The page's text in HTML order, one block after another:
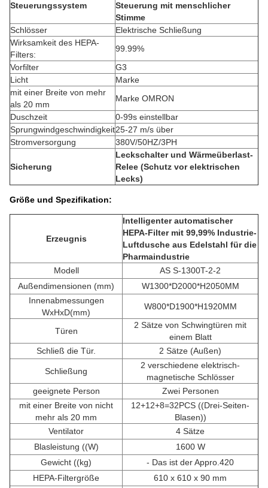
Steuerungssystem
Steuerung mit menschlicher
Stimme
Schlösser
Elektrische Schließung
Wirksamkeit des HEPA-
Filters:
99.99%
Vorfilter
G3
Licht
Marke
mit einer Breite von mehr
als 20 mm
Marke OMRON
Duschzeit
0-99s einstellbar
Sprungwindgeschwindigkeit25-27 m/s über
Stromversorgung
380V/50HZ/3PH
Sicherung
Leckschalter und Wärmeüberlast-
Relee (Schutz vor elektrischen
Lecks)
Größe und Spezifikation:
Erzeugnis
Intelligenter automatischer
HEPA-Filter mit 99,99% Industrie-
Luftdusche aus Edelstahl für die
Pharmaindustrie
Modell
AS S-1300T-2-2
Außendimensionen (mm)
W1300*D2000*H2050MM
Innenabmessungen
WxHxD(mm)
W800*D1900*H1920MM
Türen
2 Sätze von Schwingtüren mit
einem Blatt
Schließ die Tür.
2 Sätze (Außen)
Schließung
2 verschiedene elektrisch-
magnetische Schlösser
geeignete Person
Zwei Personen
mit einer Breite von nicht
mehr als 20 mm
12+12+8=32PCS ((Drei-Seiten-
Blasen))
Ventilator
4 Sätze
Blasleistung ((W)
1600 W
Gewicht ((kg)
- Das ist der Appro.420
HEPA-Filtergröße
610 x 610 x 90 mm